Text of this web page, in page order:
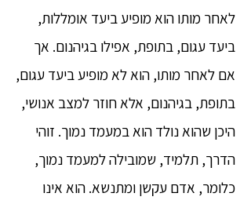
לאחר מותו הוא מופיע ביעד אומללות,
ביעד עגום, בתופת, אפילו בגיהנום. אך
אם לאחר מותו, הוא לא מופיע ביעד עגום,
בתופת, בגיהנום, אלא חוזר למצב אנושי,
היכן שהוא נולד הוא במעמד נמוך. זוהי
הדרך, תלמיד, שמובילה למעמד נמוך,
כלומר, אדם עקשן ומתנשא. הוא אינו